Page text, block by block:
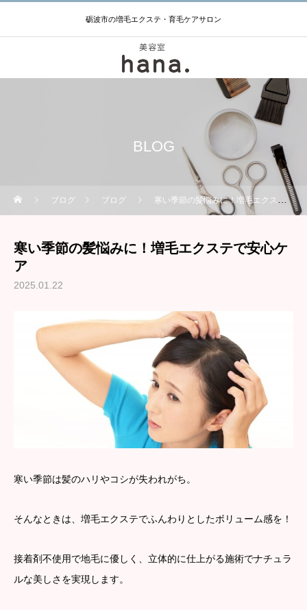
砺波市の増毛エクステ・育毛ケアサロン
BLOG
ブログ ブログ 寒い季節の髪悩みに！増毛エクステで安心ケア
寒い季節の髪悩みに！増毛エクステで安心ケ
ア
2025.01.22
寒い季節は髪のハリやコシが失われがち。
そんなときは、増毛エクステでふんわりとしたボリューム感を！
接着剤不使用で地毛に優しく、立体的に仕上がる施術でナチュラ
ルな美しさを実現します。